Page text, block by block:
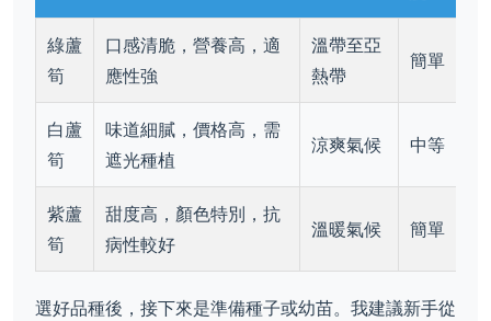
綠蘆
筍
口感清脆，營養高，適
應性強
溫帶至亞
熱帶
簡單
白蘆
筍
味道細膩，價格高，需
遮光種植
涼爽氣候 中等
紫蘆
筍
甜度高，顏色特別，抗
病性較好
溫暖氣候 簡單
選好品種後，接下來是準備種子或幼苗。我建議新手從